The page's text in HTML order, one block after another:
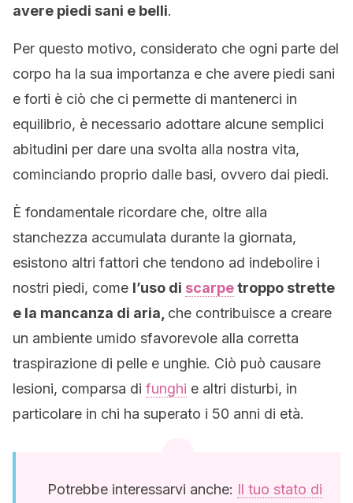
avere piedi sani e belli.
Per questo motivo, considerato che ogni parte del
corpo ha la sua importanza e che avere piedi sani
e forti è ciò che ci permette di mantenerci in
equilibrio, è necessario adottare alcune semplici
abitudini per dare una svolta alla nostra vita,
cominciando proprio dalle basi, ovvero dai piedi.
È fondamentale ricordare che, oltre alla
stanchezza accumulata durante la giornata,
esistono altri fattori che tendono ad indebolire i
nostri piedi, come l’uso di scarpetroppo strette
e la mancanza di aria, che contribuisce a creare
un ambiente umido sfavorevole alla corretta
traspirazione di pelle e unghie. Ciò può causare
lesioni, comparsa di funghi e altri disturbi, in
particolare in chi ha superato i 50 anni di età.
Potrebbe interessarvi anche: Il tuo stato di